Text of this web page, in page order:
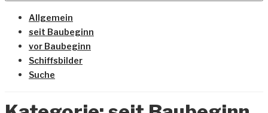
Allgemein
seit Baubeginn
vor Baubeginn
Schiffsbilder
Suche